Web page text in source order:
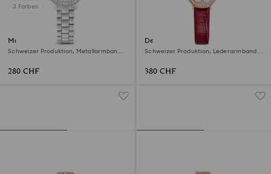
3 Farben
Matrix 3-link Uhr
Schweizer Produktion, Metallarmband,
280 CHF
Dextera octagon Uhr
Schweizer Produktion, Lederarmband,
380 CHF